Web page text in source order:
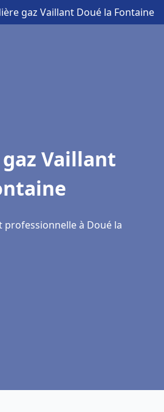
gaz Vaillant Doué la Fontaine
Vaillant
à Doué la